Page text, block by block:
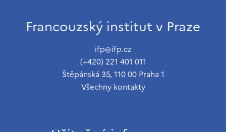
Francouzský institut v Praze
ifp@ifp.cz
(+420) 221 401 011
Štěpánská 35, 110 00 Praha 1
Všechny kontakty